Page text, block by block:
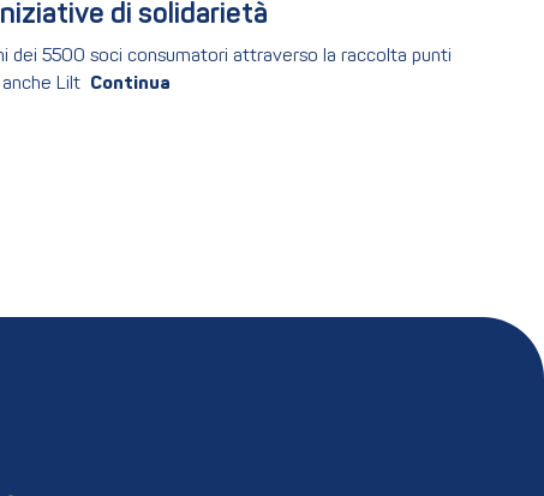
di solidarietà
dei 5500 soci consumatori attraverso la raccolta punti
Lilt